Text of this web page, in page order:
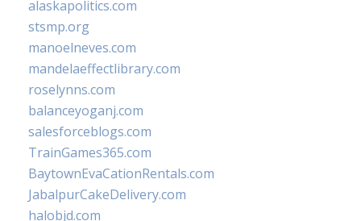
alaskapolitics.com
stsmp.org
manoelneves.com
mandelaeffectlibrary.com
roselynns.com
balanceyoganj.com
salesforceblogs.com
TrainGames365.com
BaytownEvaCationRentals.com
JabalpurCakeDelivery.com
halobjd.com